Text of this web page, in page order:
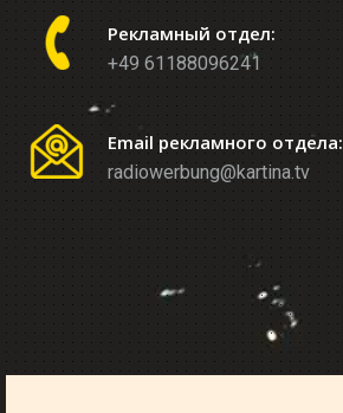
Рекламный отдел:
+49 61188096241
Email рекламного отдела:
radiowerbung@kartina.tv